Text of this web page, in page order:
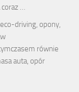
…
driving, opony,
równie
auta, opór